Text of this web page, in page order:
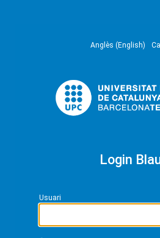
Anglès (English)
Login
Usuari